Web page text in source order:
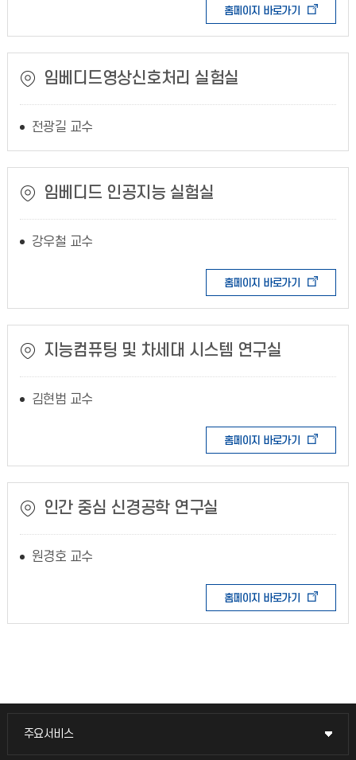
홈페이지 바로가기
임베디드영상신호처리 실험실
전광길 교수
임베디드 인공지능 실험실
강우철 교수
홈페이지 바로가기
지능컴퓨팅 및 차세대 시스템 연구실
김현범 교수
홈페이지 바로가기
인간 중심 신경공학 연구실
원경호 교수
홈페이지 바로가기
주요서비스
주요서비스